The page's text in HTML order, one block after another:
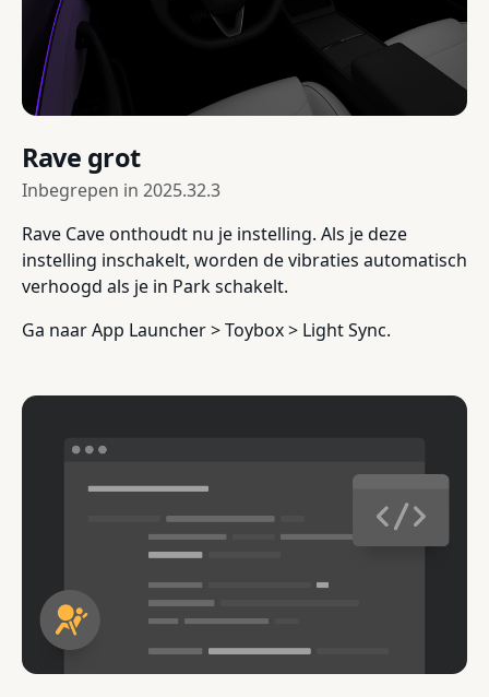
Rave grot
Inbegrepen in 2025.32.3
Rave Cave onthoudt nu je instelling. Als je deze
instelling inschakelt, worden de vibraties automatisch
verhoogd als je in Park schakelt.
Ga naar App Launcher > Toybox > Light Sync.